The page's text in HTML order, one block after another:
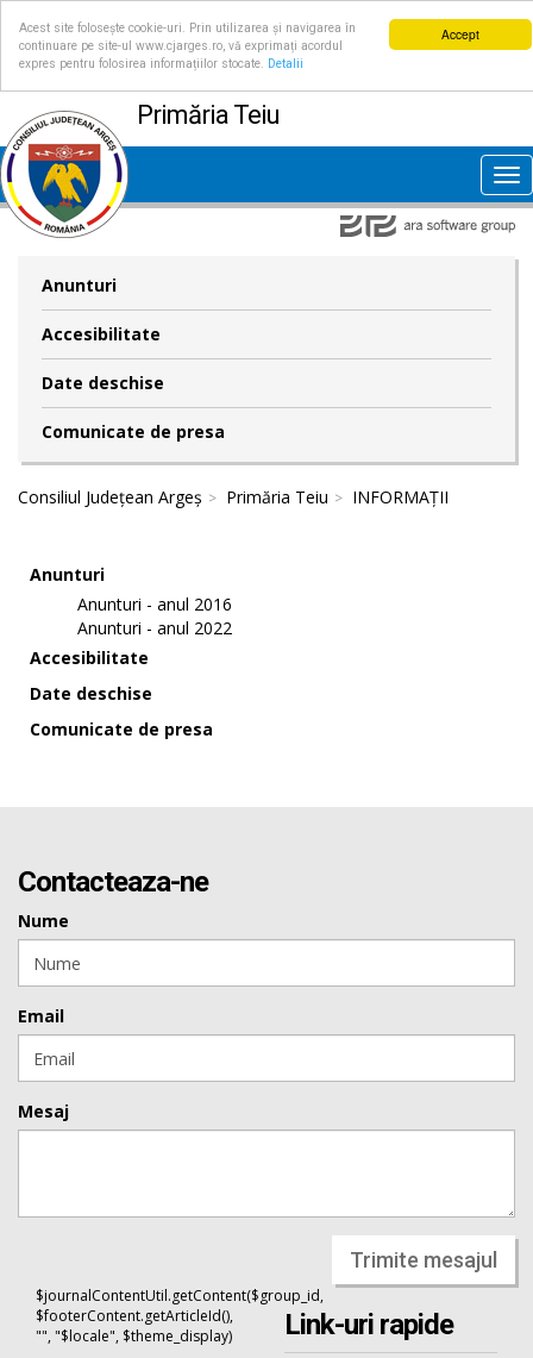
Accept
Acest site folosește cookie-uri. Prin utilizarea și navigarea în
continuare pe site-ul www.cjarges.ro, vă exprimați acordul
expres pentru folosirea informațiilor stocate.
Detalii
Primăria Teiu
Anunturi
Accesibilitate
Date deschise
Comunicate de presa
Consiliul Județean Argeș Primăria Teiu INFORMAȚII
Anunturi
Anunturi - anul 2016
Anunturi - anul 2022
Accesibilitate
Date deschise
Comunicate de presa
Contacteaza-ne
Nume
Email
Mesaj
Trimite mesajul
$journalContentUtil.getContent($group_id,
$footerContent.getArticleId(),
"", "$locale", $theme_display)
Link-uri rapide